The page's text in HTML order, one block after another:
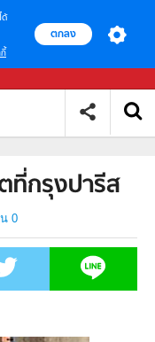
ด้
กี้
ตกลง
ที่กรุงปารีส
0